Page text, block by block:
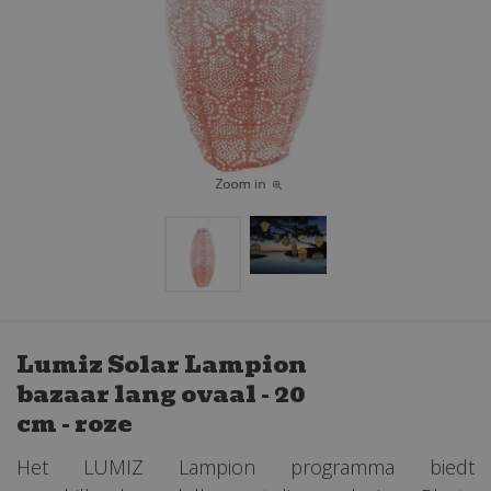
Lumiz Solar Lampion
bazaar lang ovaal - 20
cm - roze
Het LUMIZ Lampion programma biedt